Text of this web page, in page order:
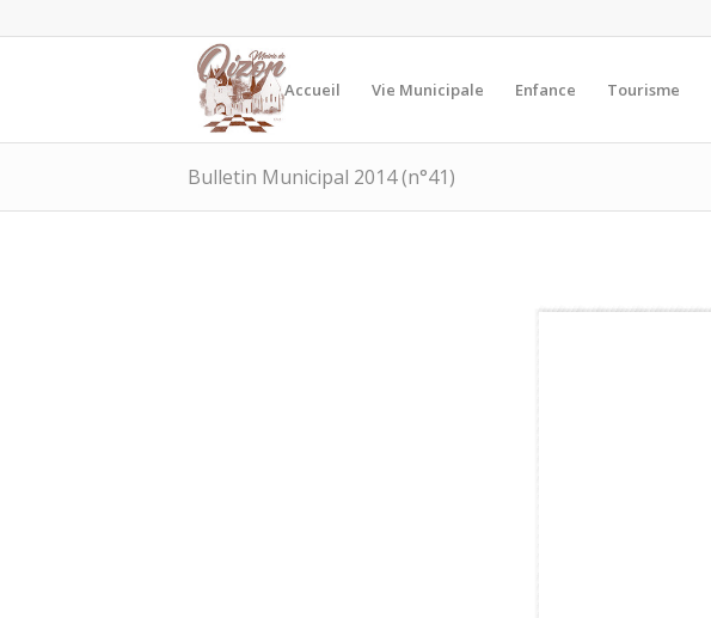
Accueil Vie Municipale Enfance Tourisme
Bulletin Municipal 2014 (n°41)